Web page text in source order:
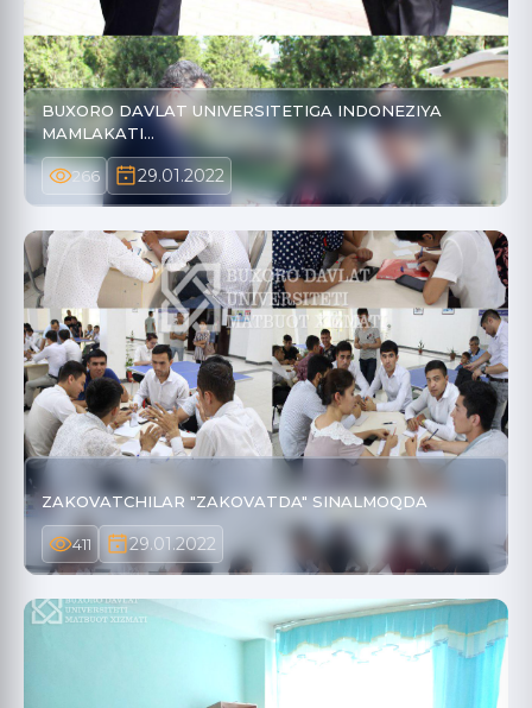
BUXORO DAVLAT UNIVERSITETIGA INDONEZIYA
MAMLAKATI…
266 29.01.2022
ZAKOVATCHILAR "ZAKOVATDA" SINALMOQDA
411 29.01.2022